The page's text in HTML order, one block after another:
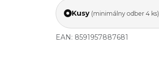
Kusy (minimálny odber 4 ks)
EAN: 8591957887681